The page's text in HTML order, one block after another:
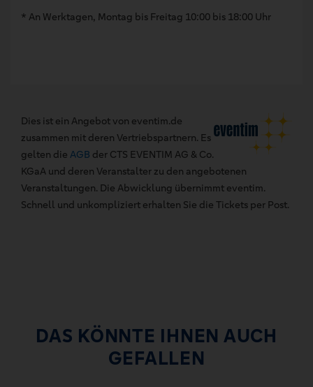
* An Werktagen, Montag bis Freitag 10:00 bis 18:00 Uhr
Dies ist ein Angebot von eventim.de
zusammen mit deren Vertriebspartnern. Es
gelten die AGB der CTS EVENTIM AG & Co.
KGaA und deren Veranstalter zu den angebotenen
Veranstaltungen. Die Abwicklung übernimmt eventim.
Schnell und unkompliziert erhalten Sie die Tickets per Post.
DAS KÖNNTE IHNEN AUCH
GEFALLEN